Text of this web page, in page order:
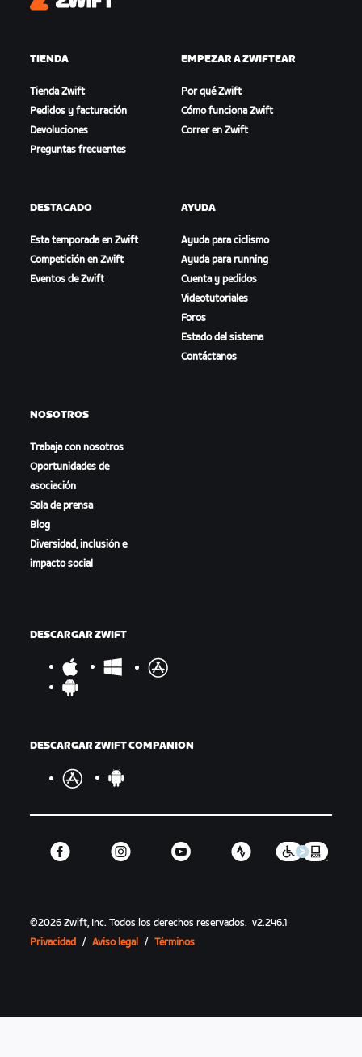
Zwift
TIENDA
Tienda Zwift
Pedidos y facturación
Devoluciones
Preguntas frecuentes
EMPEZAR A ZWIFTEAR
Por qué Zwift
Cómo funciona Zwift
Correr en Zwift
DESTACADO
Esta temporada en Zwift
Competición en Zwift
Eventos de Zwift
AYUDA
Ayuda para ciclismo
Ayuda para running
Cuenta y pedidos
Videotutoriales
Foros
Estado del sistema
Contáctanos
NOSOTROS
Trabaja con nosotros
Oportunidades de
asociación
Sala de prensa
Blog
Diversidad, inclusión e
impacto social
DESCARGAR ZWIFT
DESCARGAR ZWIFT COMPANION
©2026 Zwift, Inc.Todos los derechos reservados. v2.246.1
Privacidad / Aviso legal / Términos